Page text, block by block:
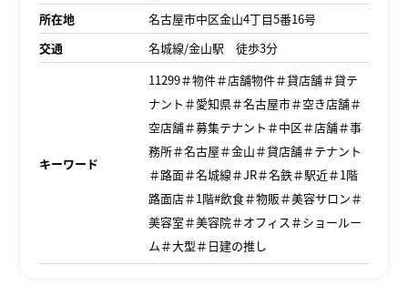
所在地
名古屋市中区金山4丁目5番16号
交通
名城線/金山駅 徒歩3分
キーワード
11299＃物件＃店舗物件＃貸店舗＃貸テ
ナント＃愛知県＃名古屋市＃空き店舗＃
空店舗＃募集テナント＃中区＃店舗＃事
務所＃名古屋＃金山＃貸店舗＃テナント
＃路面＃名城線＃JR＃名鉄＃駅近＃1階
路面店＃1階#飲食＃物販＃美容サロン＃
美容室＃美容院＃オフィス＃ショールー
ム＃大型＃日建の推し